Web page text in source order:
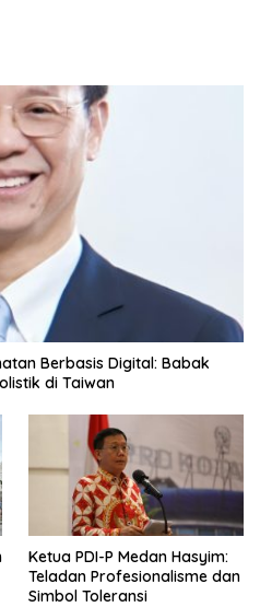
Berbasis Digital: Babak
di Taiwan
Ketua PDI-P Medan Hasyim:
Teladan Profesionalisme dan
Simbol Toleransi